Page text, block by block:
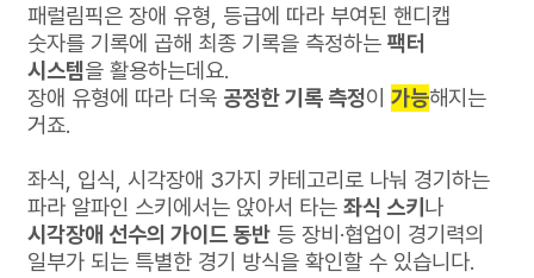
패럴림픽은 장애 유형, 등급에 따라 부여된 핸디캡
숫자를 기록에 곱해 최종 기록을 측정하는팩터
시스템을 활용하는데요.
장애 유형에 따라 더욱 공정한 기록 측정이가능해지는
거죠.
좌식, 입식, 시각장애 3가지 카테고리로 나눠 경기하는
파라 알파인 스키에서는 앉아서 타는좌식 스키 나
시각장애 선수의 가이드 동반 등 장비·협업이 경기력의
일부가 되는 특별한 경기 방식을 확인할 수 있습니다.